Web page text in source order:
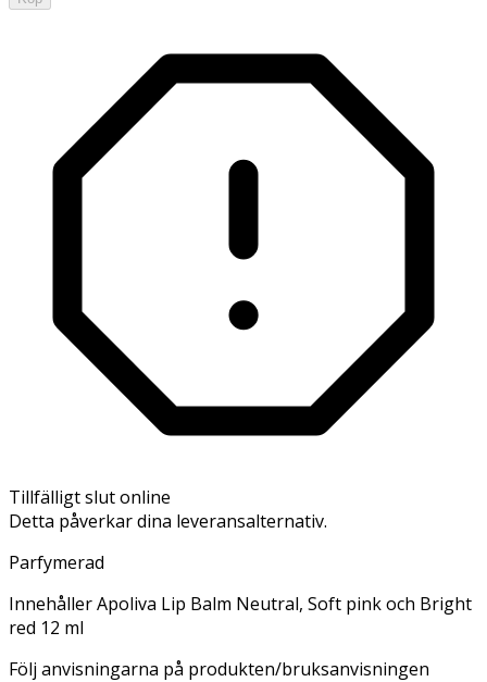
Tillfälligt slut online
Detta påverkar dina leveransalternativ.
Parfymerad
Innehåller Apoliva Lip Balm Neutral, Soft pink och Bright
red 12 ml
Följ anvisningarna på produkten/bruksanvisningen